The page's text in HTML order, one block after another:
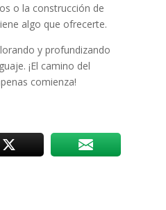
o la construcción de
algo que ofrecerte.
y profundizando
¡El camino del
comienza!